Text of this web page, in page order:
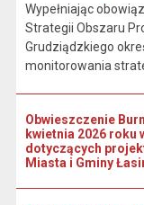
Wypełniając
Strategii Obszaru
Grudziądzkiego
monitorowania
Obwieszczenie
kwietnia 2026 roku
dotyczących
Miasta i Gminy